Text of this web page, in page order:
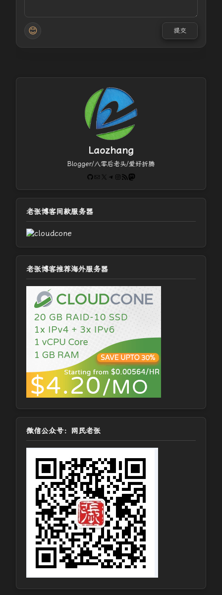
😊 提交
Laozhang
Blogger/八零后老头/爱好折腾
GitHub
电子邮件 X Telegram
Instagram
RSS FeedMastodon
老张博客同款服务器
老张博客推荐海外服务器
微信公众号：网民老张